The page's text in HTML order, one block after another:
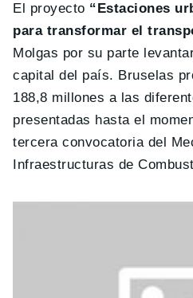
El proyecto “Estaciones
para transformar el
Molgas por su parte
capital del país. Bruselas
188,8 millones a las
presentadas hasta el
tercera convocatoria del
Infraestructuras de